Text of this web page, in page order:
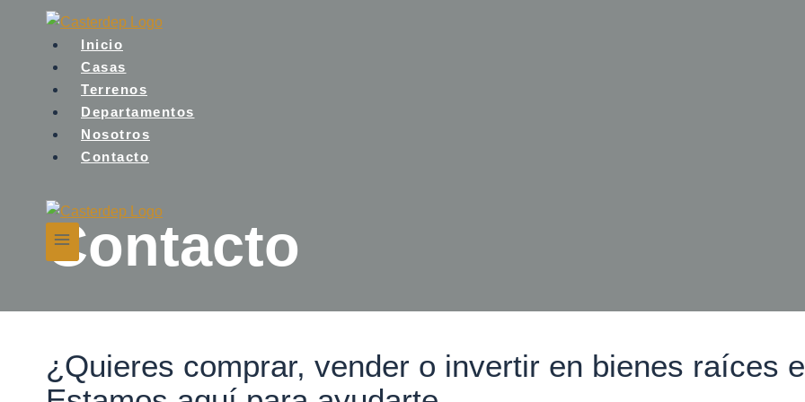
Inicio
Casas
Terrenos
Departamentos
Nosotros
Contacto
Contacto
¿Quieres comprar, vender o invertir en bienes raíces